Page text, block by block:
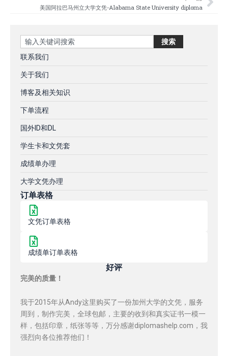
美国阿拉巴马州立大学文凭-Alabama State University diploma
Search 搜索
联系我们
关于我们
博客及相关知识
下单流程
国外ID和DL
学生卡和文凭套
成绩单办理
大学文凭办理
订单表格
文凭订单表格
成绩单订单表格
好评
完美的质量！
我于2015年从Andy这里购买了一份加州大学的文凭，服务
周到，制作完美，全球包邮，主要的收到和真实证书一模一
样，包括印章，纸张等等，万分感谢diplomashelp.com，我
强烈向各位推荐他们！